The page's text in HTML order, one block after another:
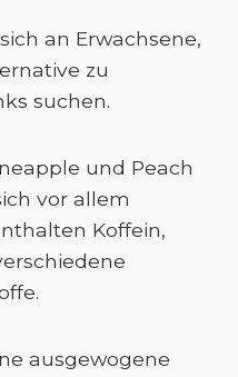
an Erwachsene,
zu
suchen.
und Peach
vor allem
Koffein,
ausgewogene